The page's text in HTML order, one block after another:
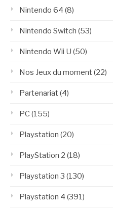
Nintendo 64 (8)
Nintendo Switch (53)
Nintendo Wii U (50)
Nos Jeux du moment(22)
Partenariat(4)
PC(155)
Playstation (20)
PlayStation 2 (18)
Playstation 3 (130)
Playstation 4 (391)